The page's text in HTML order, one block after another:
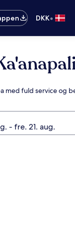
DKK•
fuld service og